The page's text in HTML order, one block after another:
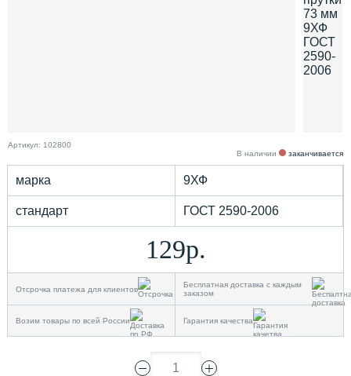
Артикул: 102800
В наличии
заканчивается
марка 9ХФ
стандарт ГОСТ 2590-2006
129р.
Отсрочка платежа для клиентов
Бесплатная доставка с каждым
заказом
Возим товары по всей России Гарантия качества
1